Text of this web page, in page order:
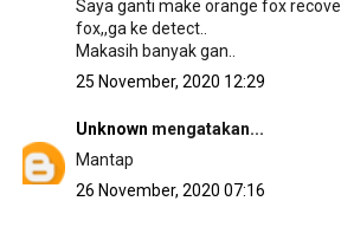
Saya ganti make orange fox
fox,,ga ke detect..
Makasih banyak gan..
25 November, 2020 12:29
Unknown mengatakan...
Mantap
26 November, 2020 07:16